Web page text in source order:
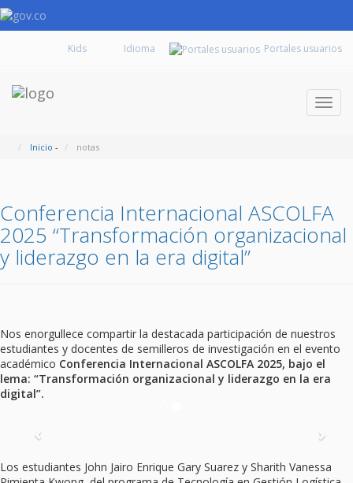
Kids Portales usuarios
Inicio - notas
Conferencia Internacional ASCOLFA
2025 “Transformación organizacional
y liderazgo en la era digital”
Nos enorgullece compartir la destacada participación de nuestros
estudiantes y docentes de semilleros de investigación en el evento
académico Conferencia Internacional ASCOLFA 2025, bajo el
lema: “Transformación organizacional y liderazgo en la era
digital”.
Previous
Los estudiantes John Jairo Enrique Gary Suarez y Sharith Vanessa